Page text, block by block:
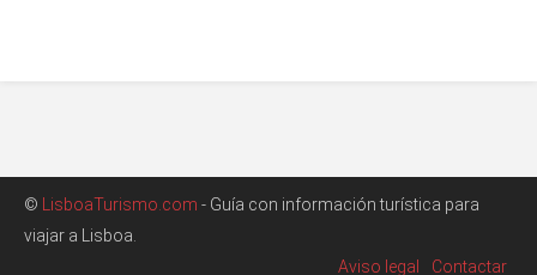
© LisboaTurismo.com - Guía con información turística para
viajar a Lisboa.
Aviso legal
Contactar